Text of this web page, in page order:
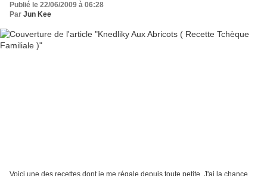
Publié le 22/06/2009 à 06:28
Par Jun Kee
Voici une des recettes dont je me régale depuis toute petite. J'ai la chance